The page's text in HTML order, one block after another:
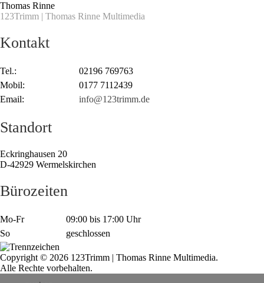
Thomas Rinne
123Trimm | Thomas Rinne Multimedia
Kontakt
Tel.:
02196 769763
Mobil:
0177 7112439
Email:
info@123trimm.de
Standort
Eckringhausen 20
D-42929 Wermelskirchen
Bürozeiten
Mo-Fr
09:00 bis 17:00 Uhr
So
geschlossen
Copyright © 2026 123Trimm | Thomas Rinne Multimedia.
Alle Rechte vorbehalten.